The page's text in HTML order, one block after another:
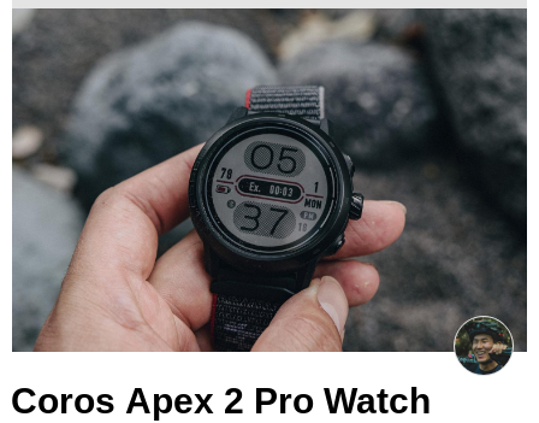
Coros Apex 2 Pro Watch